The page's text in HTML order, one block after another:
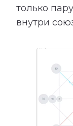
только
внутри